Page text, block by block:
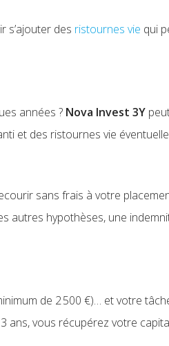
s’ajouter des ristournes vie qui
années ? Nova Invest 3Y
et des ristournes vie
sans frais à votre
autres hypothèses, une
de 2 500 €)… et votre
ans, vous récupérez votre